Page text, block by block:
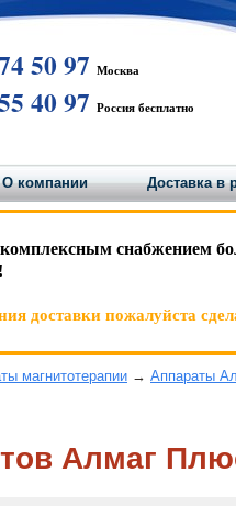
50 97 Москва
40 97 Россия бесплатно
О компании
Доставка в
снабжением
доставки пожалуйста
магнитотерапии → Аппараты
Алмаг